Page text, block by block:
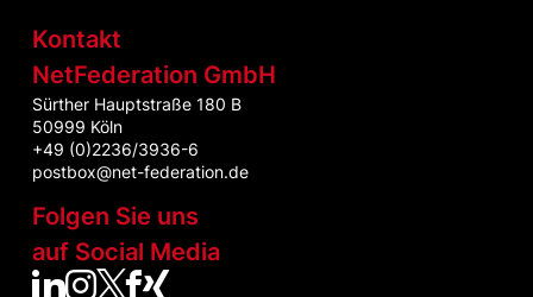
Kontakt
NetFederation GmbH
Sürther Hauptstraße 180 B
50999 Köln
+49 (0)2236/3936-6
postbox@net-federation.de
Folgen Sie uns
auf Social Media
NetFed auf LinkedIn
NetFed auf Instagram
NetFed auf Twitter
NetFed auf Facebook
NetFed auf Xing